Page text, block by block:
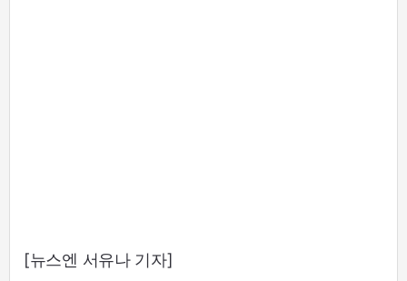
[뉴스엔 서유나 기자]